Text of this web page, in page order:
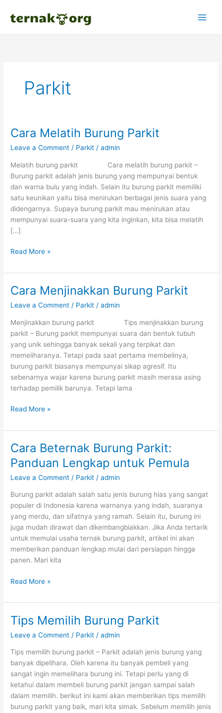
Parkit
Cara Melatih Burung Parkit
Leave a Comment / Parkit /admin
Melatih burung parkit Cara melatih burung parkit –
Burung parkit adalah jenis burung yang mempunyai bentuk
dan warna bulu yang indah. Selain itu burung parkit memiliki
satu keunikan yaitu bisa menirukan berbagai jenis suara yang
didengarnya. Supaya burung parkit mau menirukan atau
mempunyai suara-suara yang kita inginkan, kita bisa melatih
[…]
Cara
Burung
Parkit
Read More »
Cara Menjinakkan Burung Parkit
Leave a Comment / Parkit /admin
Menjinakkan burung parkit Tips menjinakkan burung
parkit – Burung parkit mempunyai suara dan bentuk tubuh
yang unik sehingga banyak sekali yang terpikat dan
memeliharanya. Tetapi pada saat pertama membelinya,
burung parkit biasanya mempunyai sikap agresif. Itu
sebenarnya wajar karena burung parkit masih merasa asing
terhadap pemilik barunya. Tetapi lama
Cara
Burung
Read More »
Cara Beternak Burung Parkit:
Panduan Lengkap untuk Pemula
Leave a Comment / Parkit /admin
Burung parkit adalah salah satu jenis burung hias yang sangat
populer di Indonesia karena warnanya yang indah, suaranya
yang merdu, dan sifatnya yang ramah. Selain itu, burung ini
juga mudah dirawat dan dikembangbiakkan. Jika Anda tertarik
untuk memulai usaha ternak burung parkit, artikel ini akan
memberikan panduan lengkap mulai dari persiapan hingga
panen. Mari kita
Cara
Burung
Panduan
Lengkap
Pemula
Read More »
Tips Memilih Burung Parkit
Leave a Comment / Parkit /admin
Tips memilih burung parkit – Parkit adalah jenis burung yang
banyak dipelihara. Oleh karena itu banyak pembeli yang
sangat ingin memelihara burung ini. Tetapi perlu yang di
ketahui dalam membeli burung parkit jangan sampai salah
dalam memilih. berikut ini kami akan memberikan tips memilih
burung parkit yang baik, mari kita simak. Sebelum memilih jenis